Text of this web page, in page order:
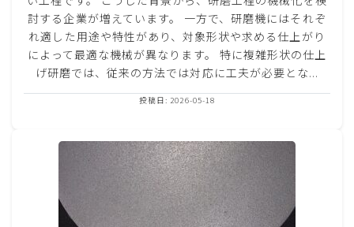
討する企業が増えています。 一方で、研磨機にはそれぞ
れ適した用途や特性があり、対象形状や求める仕上がり
によって最適な機械が異なります。 特に複雑形状の仕上
げ研磨では、従来の方法では対応に工夫が必要とな...
投稿日: 2026-05-18